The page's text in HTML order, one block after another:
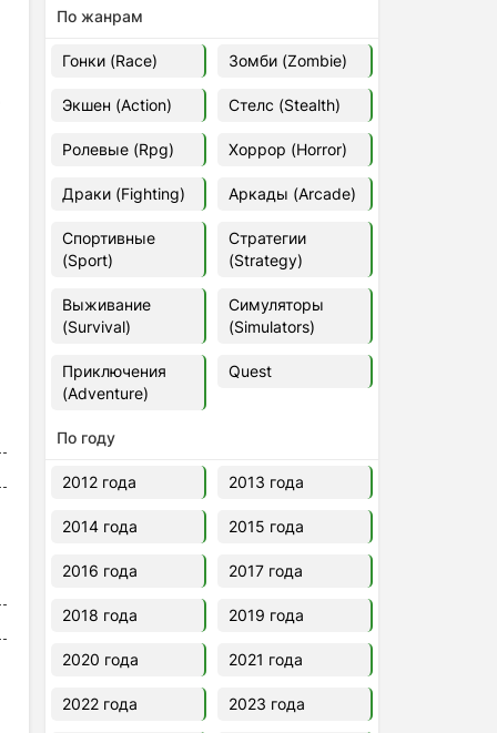
v.1053.9.0623.1807 [Папка
Euro Truck Simulator 2 v.1.60.1.7s
[Папка игры] (2012)
37,77 Гб
Forza Horizon 5 v.688.044
[Папка игры] (2021)
2021
V Rising
2024
По жанрам
Гонки (Race) Зомби (Zombie)
Экшен (Action) Стелс (Stealth)
Ролевые (Rpg) Хоррор (Horror)
Драки (Fighting) Аркады (Arcade)
Спортивные
(Sport)
Стратегии
(Strategy)
Выживание
(Survival)
Симуляторы
(Simulators)
Приключения
(Adventure)
Quest
По году
2012 года 2013 года
2014 года 2015 года
2016 года 2017 года
2018 года 2019 года
2020 года 2021 года
2022 года 2023 года